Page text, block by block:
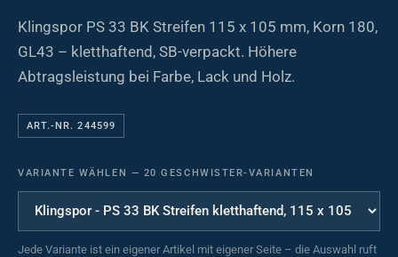
Klingspor PS 33 BK Streifen 115 x 105 mm, Korn 180,
GL43 – kletthaftend, SB-verpackt. Höhere
Abtragsleistung bei Farbe, Lack und Holz.
ART.-NR. 244599
VARIANTE WÄHLEN — 20 GESCHWISTER-VARIANTEN
Jede Variante ist ein eigener Artikel mit eigener Seite – die Auswahl ruft